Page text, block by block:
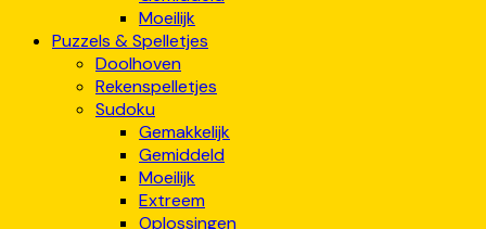
Moeilijk
Puzzels & Spelletjes
Doolhoven
Rekenspelletjes
Sudoku
Gemakkelijk
Gemiddeld
Moeilijk
Extreem
Oplossingen